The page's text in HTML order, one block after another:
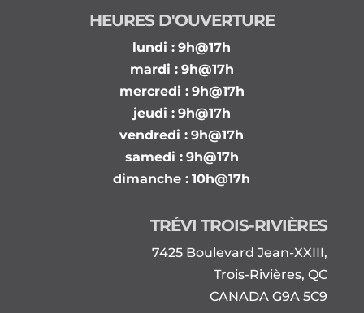
HEURES D'OUVERTURE
lundi : 9h@17h
mardi : 9h@17h
mercredi : 9h@17h
jeudi : 9h@17h
vendredi : 9h@17h
samedi : 9h@17h
dimanche : 10h@17h
TRÉVI TROIS-RIVIÈRES
7425 Boulevard Jean-XXIII,
Trois-Rivières, QC
CANADA G9A 5C9